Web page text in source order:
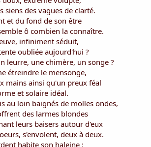
siens des vagues de clarté.
et du fond de son être
ô combien la connaître.
infiniment séduit,
oubliée aujourd'hui ?
leurre, une chimère, un songe ?
étreindre le mensonge,
mains ainsi qu'un preux féal
et solaire idéal.
au loin baignés de molles ondes,
des larmes blondes
leurs baisers autour d'eux
s'envolent, deux à deux.
habite son haleine ;